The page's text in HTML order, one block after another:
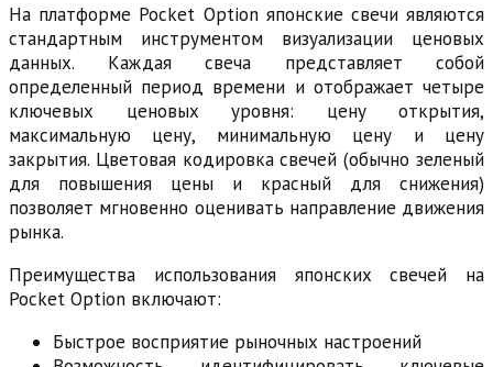
На платформе Pocket Option японские свечи являются
стандартным инструментом визуализации ценовых
данных. Каждая свеча представляет собой
определенный период времени и отображает четыре
ключевых ценовых уровня: цену открытия,
максимальную цену, минимальную цену и цену
закрытия. Цветовая кодировка свечей (обычно зеленый
для повышения цены и красный для снижения)
позволяет мгновенно оценивать направление движения
рынка.
Преимущества использования японских свечей на
Pocket Option включают:
Быстрое восприятие рыночных настроений